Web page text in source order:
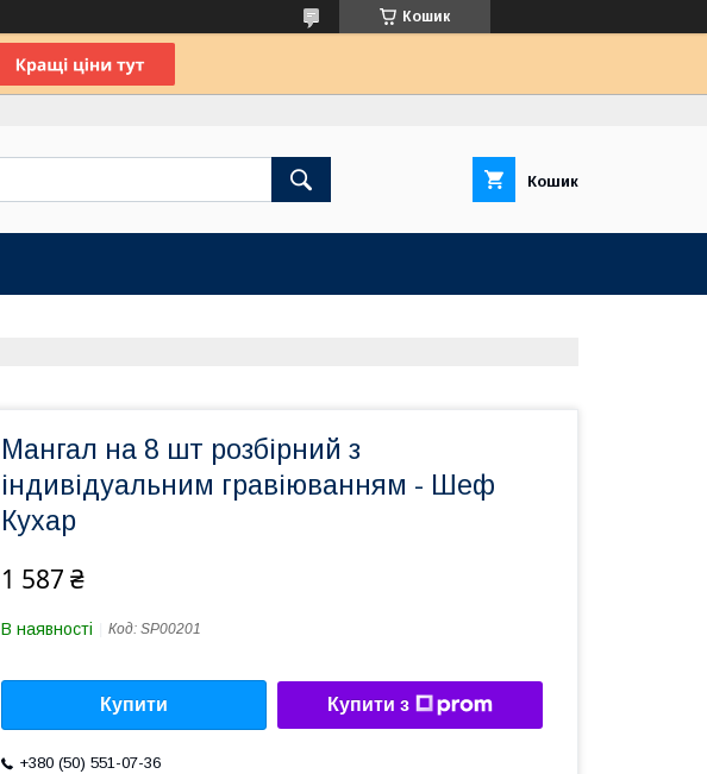
Кошик
Кошик
Мангал на 8 шт розбірний з
індивідуальним гравіюванням - Шеф
Кухар
1 587 ₴
В наявності Код: SP00201
Купити Купити з
+380 (50) 551-07-36